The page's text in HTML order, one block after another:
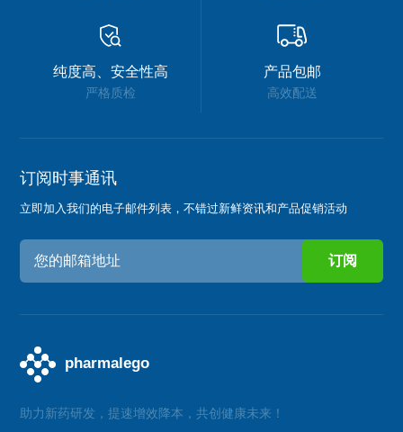
纯度高、安全性高
严格质检
产品包邮
高效配送
订阅时事通讯
立即加入我们的电子邮件列表，不错过新鲜资讯和产品促销活动
助力新药研发，提速增效降本，共创健康未来！